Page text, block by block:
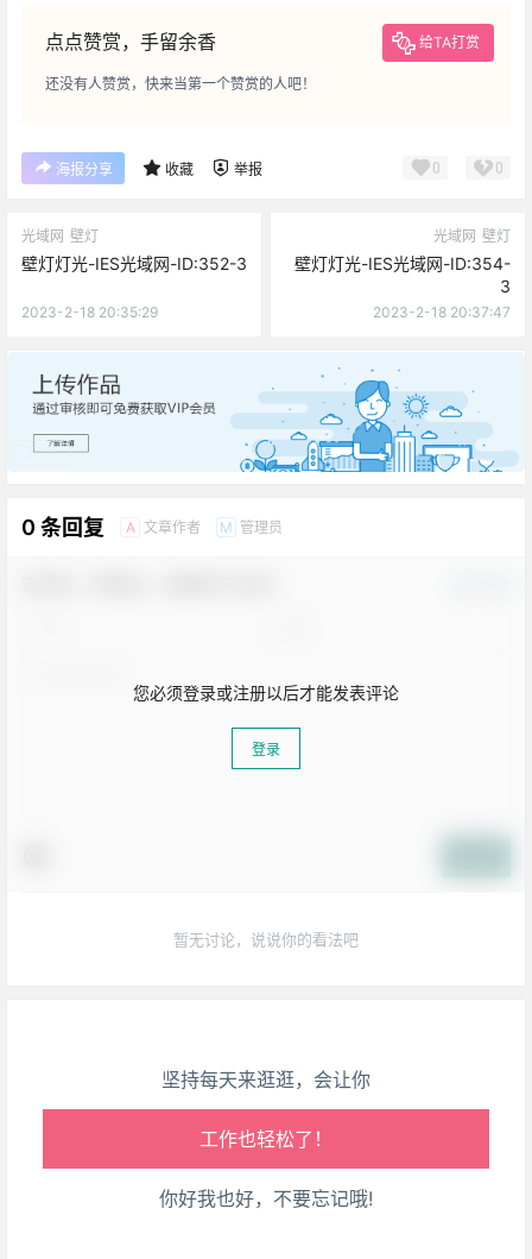
点点赞赏，手留余香 给TA打赏
还没有人赞赏，快来当第一个赞赏的人吧！
海报分享 收藏 举报 0 0
光域网 壁灯
壁灯灯光-IES光域网-ID:352-3
2023-2-18 20:35:29
光域网 壁灯
壁灯灯光-IES光域网-ID:354-
3
2023-2-18 20:37:47
广告
0 条回复 A 文章作者 M 管理员
您必须登录或注册以后才能发表评论
登录
暂无讨论，说说你的看法吧
坚持每天来逛逛，会让你
腰也不酸了！
工作也轻松了！
你好我也好，不要忘记哦!